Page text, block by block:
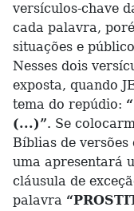
versículos-chave
cada palavra,
situações e
Nesses dois
exposta, quando
tema do repúdio:
(...)”. Se
Bíblias de versões
uma apresentará
cláusula de
palavra